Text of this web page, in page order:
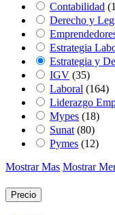
Contabilidad
Derecho y
Estrategia
Estrategia y
IGV (35)
Laboral (164)
Liderazgo
Mypes (18)
Sunat (80)
Pymes (12)
Mostrar Mas Mostrar
Precio